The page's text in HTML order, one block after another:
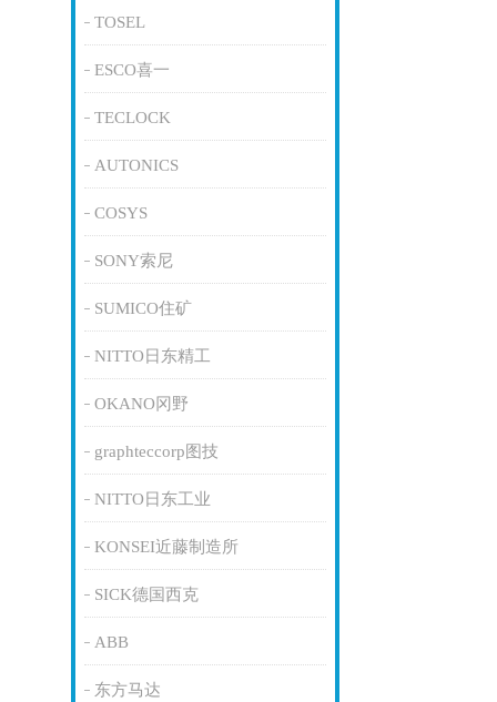
TOSEL
ESCO喜一
TECLOCK
AUTONICS
COSYS
SONY索尼
SUMICO住矿
NITTO日东精工
OKANO冈野
graphteccorp图技
NITTO日东工业
KONSEI近藤制造所
SICK德国西克
ABB
东方马达